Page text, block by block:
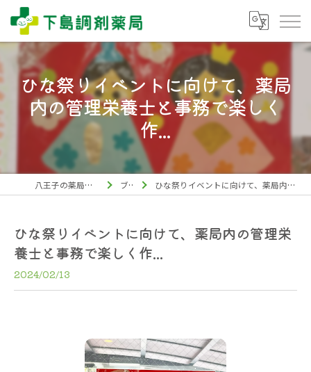
ひな祭りイベントに向けて、薬局
内の管理栄養士と事務で楽しく
作...
八王子の薬局なら下島調剤薬局 ブログ ひな祭りイベントに向けて、薬局内の管理栄養士と事務で楽しく作...
ひな祭りイベントに向けて、薬局内の管理栄
養士と事務で楽しく作...
2024/02/13